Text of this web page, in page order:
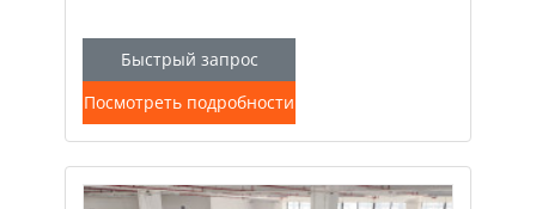
Быстрый запрос
Посмотреть подробности